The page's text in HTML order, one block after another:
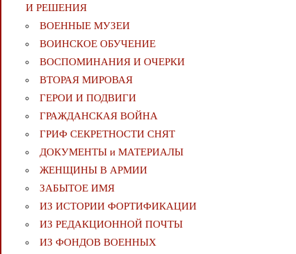
И РЕШЕНИЯ
ВОЕННЫЕ МУЗЕИ
ВОИНСКОЕ ОБУЧЕНИЕ
ВОСПОМИНАНИЯ И ОЧЕРКИ
ВТОРАЯ МИРОВАЯ
ГЕРОИ И ПОДВИГИ
ГРАЖДАНСКАЯ ВОЙНА
ГРИФ СЕКРЕТНОСТИ СНЯТ
ДОКУМЕНТЫ и МАТЕРИАЛЫ
ЖЕНЩИНЫ В АРМИИ
ЗАБЫТОЕ ИМЯ
ИЗ ИСТОРИИ ФОРТИФИКАЦИИ
ИЗ РЕДАКЦИОННОЙ ПОЧТЫ
ИЗ ФОНДОВ ВОЕННЫХ